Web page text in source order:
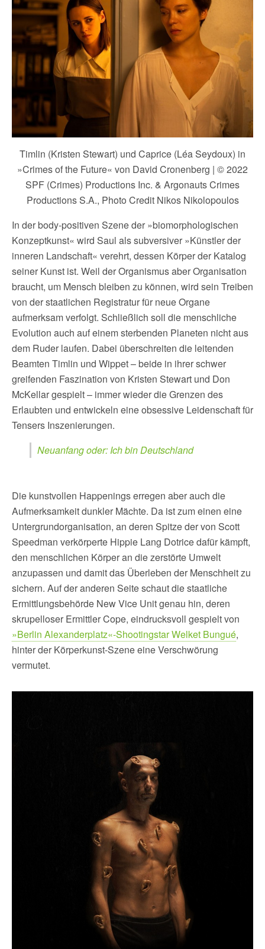
Timlin (Kristen Stewart) und Caprice (Léa Seydoux) in
»Crimes of the Future« von David Cronenberg | © 2022
SPF (Crimes) Productions Inc. & Argonauts Crimes
Productions S.A., Photo Credit Nikos Nikolopoulos
In der body-positiven Szene der »biomorphologischen
Konzeptkunst« wird Saul als subversiver »Künstler der
inneren Landschaft« verehrt, dessen Körper der Katalog
seiner Kunst ist. Weil der Organismus aber Organisation
braucht, um Mensch bleiben zu können, wird sein Treiben
von der staatlichen Registratur für neue Organe
aufmerksam verfolgt. Schließlich soll die menschliche
Evolution auch auf einem sterbenden Planeten nicht aus
dem Ruder laufen. Dabei überschreiten die leitenden
Beamten Timlin und Wippet – beide in ihrer schwer
greifenden Faszination von Kristen Stewart und Don
McKellar gespielt – immer wieder die Grenzen des
Erlaubten und entwickeln eine obsessive Leidenschaft für
Tensers Inszenierungen.
Neuanfang oder: Ich bin Deutschland
Die kunstvollen Happenings erregen aber auch die
Aufmerksamkeit dunkler Mächte. Da ist zum einen eine
Untergrundorganisation, an deren Spitze der von Scott
Speedman verkörperte Hippie Lang Dotrice dafür kämpft,
den menschlichen Körper an die zerstörte Umwelt
anzupassen und damit das Überleben der Menschheit zu
sichern. Auf der anderen Seite schaut die staatliche
Ermittlungsbehörde New Vice Unit genau hin, deren
skrupelloser Ermittler Cope, eindrucksvoll gespielt von
»Berlin Alexanderplatz«-Shootingstar Welket Bungué,
hinter der Körperkunst-Szene eine Verschwörung
vermutet.